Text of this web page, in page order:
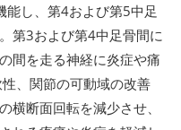
能し、第4および第5中足
第3および第4中足骨間に
間を走る神経に炎症や痛
、関節の可動域の改善
横断面回転を減少させ、